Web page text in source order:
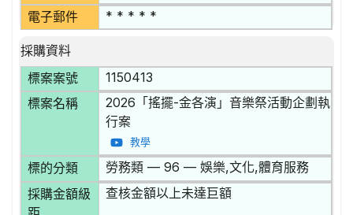
電子郵件 * * * * *
採購資料
標案案號
1150413
標案名稱
2026「搖擺-金各演」音樂祭活動企劃執
行案
教學
標的分類 勞務類 — 96 — 娛樂,文化,體育服務
採購金額級
查核金額以上未達巨額